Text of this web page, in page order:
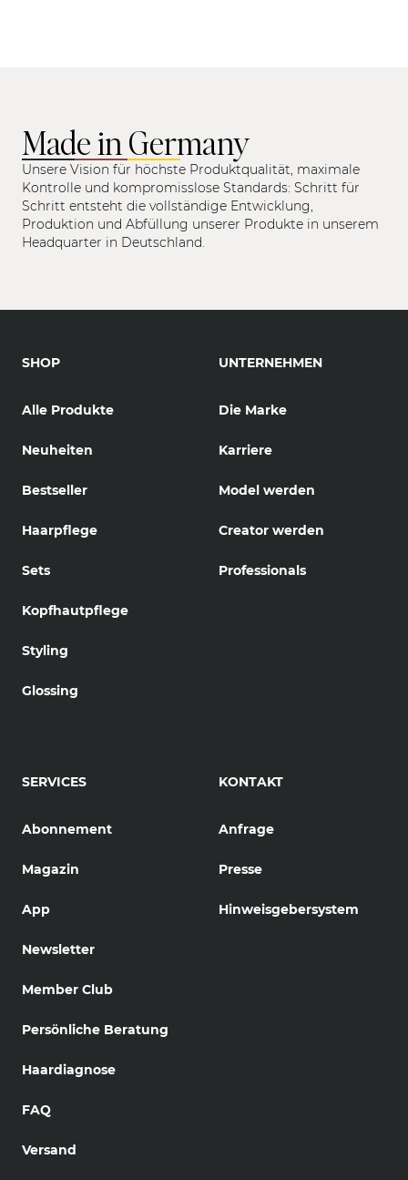
Made in Germany
Unsere Vision für höchste Produktqualität, maximale
Kontrolle und kompromisslose Standards: Schritt für
Schritt entsteht die vollständige Entwicklung,
Produktion und Abfüllung unserer Produkte in unserem
Headquarter in Deutschland.
SHOP
Alle Produkte
Neuheiten
Bestseller
Haarpflege
Sets
Kopfhautpflege
Styling
Glossing
UNTERNEHMEN
Die Marke
Karriere
Model werden
Creator werden
Professionals
SERVICES
Abonnement
Magazin
App
Newsletter
Member Club
Persönliche Beratung
Haardiagnose
FAQ
Versand
KONTAKT
Anfrage
Presse
Hinweisgebersystem